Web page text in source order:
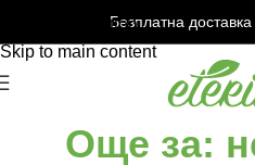
Skip to navigation
Skip to main content
Безплатна
Още за: